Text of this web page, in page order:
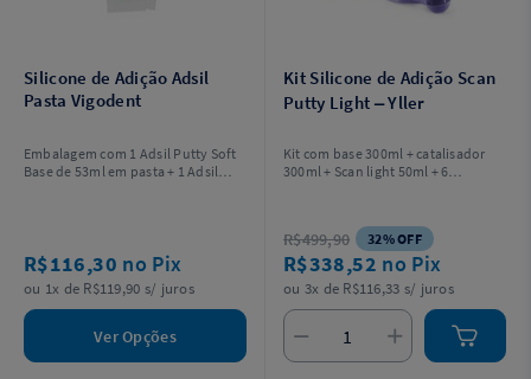
Silicone de Adição Adsil
Pasta Vigodent
Embalagem com 1 Adsil Putty Soft
Base de 53ml em pasta + 1 Adsil
R$116,30 no Pix
ou 1x de R$119,90 s/ juros
Ver Opções
Kit Silicone de Adição Scan
Putty Light – Yller
Kit com base 300ml + catalisador
300ml + Scan light 50ml + 6
R$499,90 32% OFF
R$338,52 no Pix
ou 3x de R$116,33 s/ juros